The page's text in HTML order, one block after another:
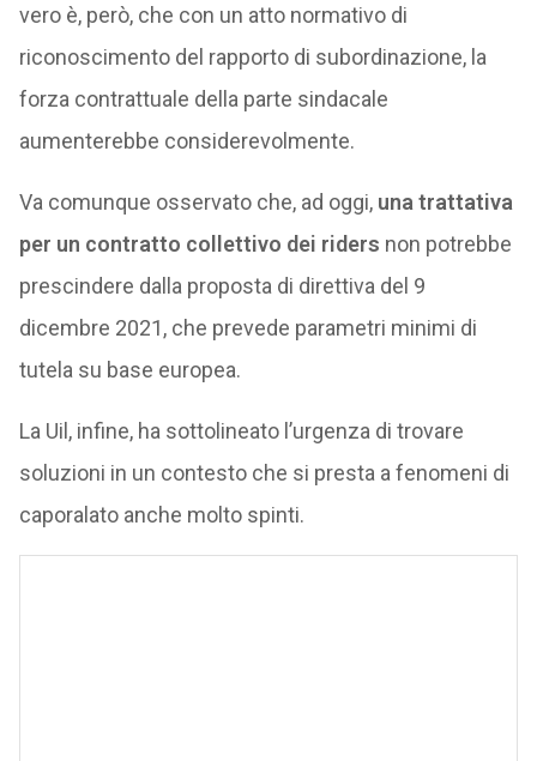
vero è, però, che con un atto normativo di
riconoscimento del rapporto di subordinazione, la
forza contrattuale della parte sindacale
aumenterebbe considerevolmente.
Va comunque osservato che, ad oggi, una trattativa
per un contratto collettivo dei riders non potrebbe
prescindere dalla proposta di direttiva del 9
dicembre 2021, che prevede parametri minimi di
tutela su base europea.
La Uil, infine, ha sottolineato l’urgenza di trovare
soluzioni in un contesto che si presta a fenomeni di
caporalato anche molto spinti.